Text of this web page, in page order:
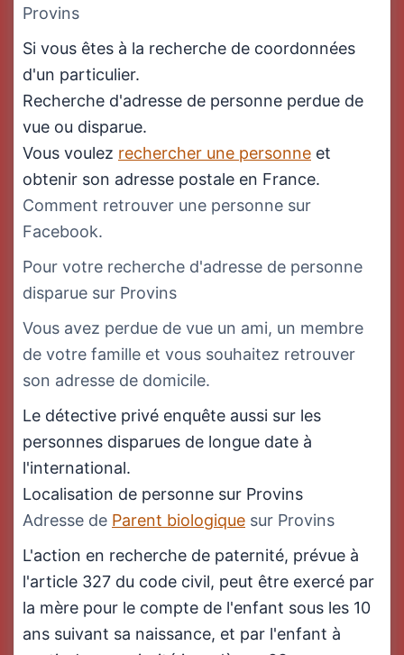
Provins
Si vous êtes à la recherche de coordonnées
d'un particulier.
Recherche d'adresse de personne perdue de
vue ou disparue.
Vous voulez rechercher une personne et
obtenir son adresse postale en France.
Comment retrouver une personne sur
Facebook.
Pour votre recherche d'adresse de personne
disparue sur Provins
Vous avez perdue de vue un ami, un membre
de votre famille et vous souhaitez retrouver
son adresse de domicile.
Le détective privé enquête aussi sur les
personnes disparues de longue date à
l'international.
Localisation de personne sur Provins
Adresse de Parent biologique sur Provins
L'action en recherche de paternité, prévue à
l'article 327 du code civil, peut être exercé par
la mère pour le compte de l'enfant sous les 10
ans suivant sa naissance, et par l'enfant à